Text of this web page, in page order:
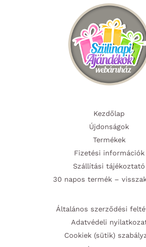
Kezdőlap
Újdonságok
Termékek
Fizetési információk
Szállítási tájékoztató
30 napos termék –
Általános szerződési
Adatvédeli
Cookiek (sütik)